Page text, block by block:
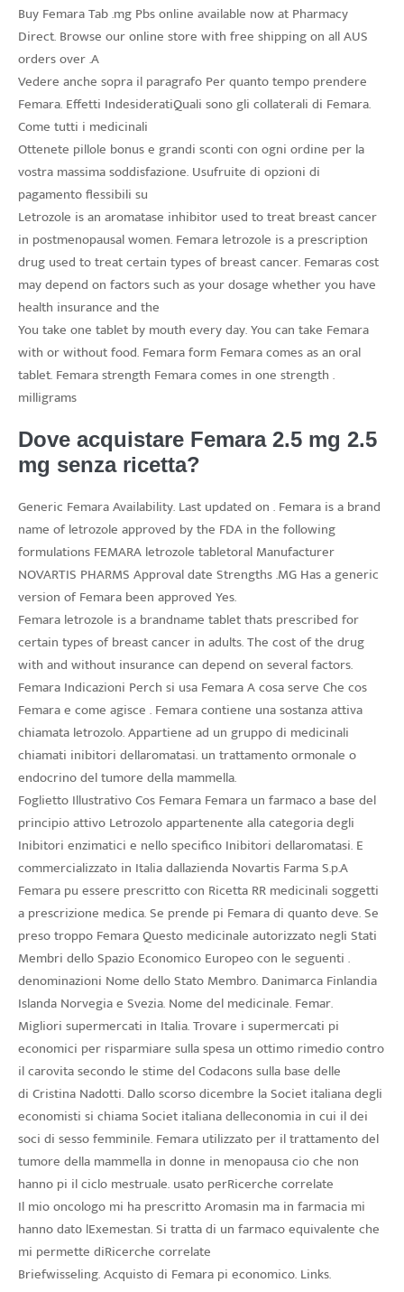
Buy Femara Tab .mg Pbs online available now at Pharmacy
Direct. Browse our online store with free shipping on all AUS
orders over .A
Vedere anche sopra il paragrafo Per quanto tempo prendere
Femara. Effetti IndesideratiQuali sono gli collaterali di Femara.
Come tutti i medicinali
Ottenete pillole bonus e grandi sconti con ogni ordine per la
vostra massima soddisfazione. Usufruite di opzioni di
pagamento flessibili su
Letrozole is an aromatase inhibitor used to treat breast cancer
in postmenopausal women. Femara letrozole is a prescription
drug used to treat certain types of breast cancer. Femaras cost
may depend on factors such as your dosage whether you have
health insurance and the
You take one tablet by mouth every day. You can take Femara
with or without food. Femara form Femara comes as an oral
tablet. Femara strength Femara comes in one strength .
milligrams
Dove acquistare Femara 2.5 mg 2.5
mg senza ricetta?
Generic Femara Availability. Last updated on . Femara is a brand
name of letrozole approved by the FDA in the following
formulations FEMARA letrozole tabletoral Manufacturer
NOVARTIS PHARMS Approval date Strengths .MG Has a generic
version of Femara been approved Yes.
Femara letrozole is a brandname tablet thats prescribed for
certain types of breast cancer in adults. The cost of the drug
with and without insurance can depend on several factors.
Femara Indicazioni Perch si usa Femara A cosa serve Che cos
Femara e come agisce . Femara contiene una sostanza attiva
chiamata letrozolo. Appartiene ad un gruppo di medicinali
chiamati inibitori dellaromatasi. un trattamento ormonale o
endocrino del tumore della mammella.
Foglietto Illustrativo Cos Femara Femara un farmaco a base del
principio attivo Letrozolo appartenente alla categoria degli
Inibitori enzimatici e nello specifico Inibitori dellaromatasi. E
commercializzato in Italia dallazienda Novartis Farma S.p.A
Femara pu essere prescritto con Ricetta RR medicinali soggetti
a prescrizione medica. Se prende pi Femara di quanto deve. Se
preso troppo Femara Questo medicinale autorizzato negli Stati
Membri dello Spazio Economico Europeo con le seguenti .
denominazioni Nome dello Stato Membro. Danimarca Finlandia
Islanda Norvegia e Svezia. Nome del medicinale. Femar.
Migliori supermercati in Italia. Trovare i supermercati pi
economici per risparmiare sulla spesa un ottimo rimedio contro
il carovita secondo le stime del Codacons sulla base delle
di Cristina Nadotti. Dallo scorso dicembre la Societ italiana degli
economisti si chiama Societ italiana delleconomia in cui il dei
soci di sesso femminile. Femara utilizzato per il trattamento del
tumore della mammella in donne in menopausa cio che non
hanno pi il ciclo mestruale. usato perRicerche correlate
Il mio oncologo mi ha prescritto Aromasin ma in farmacia mi
hanno dato lExemestan. Si tratta di un farmaco equivalente che
mi permette diRicerche correlate
Briefwisseling. Acquisto di Femara pi economico. Links.